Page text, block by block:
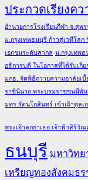
ประกวดเรียงค
อำนวยการโรงเรียนกีฬา จ.สุ
ม.กรุงเทพธนบุรี ก้าวสู่เวทีโลก
เอกชนระดับสากล ม.กรุงเทพ
อธิการบดี ในโอกาสที่ได้รับเกี
มกธ. จัดพิธีถวายความอาลัยเ
ราชินีนาถ พระบรมราชชนนีพั
มทร.รัตนโกสินทร์ เข้าเฝ้าทู
พระเจ้าลูกยาเธอ เจ้าฟ้าสิริวั
ธนบุรี มหาวิท
เหรียญทองสังคมธ